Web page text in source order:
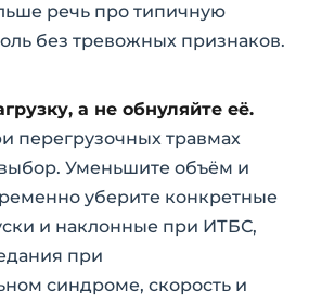
речь про типичную
без тревожных признаков.
а не обнуляйте её.
перегрузочных травмах
Уменьшите объём и
уберите конкретные
и наклонные при ИТБС,
при
синдроме, скорость и